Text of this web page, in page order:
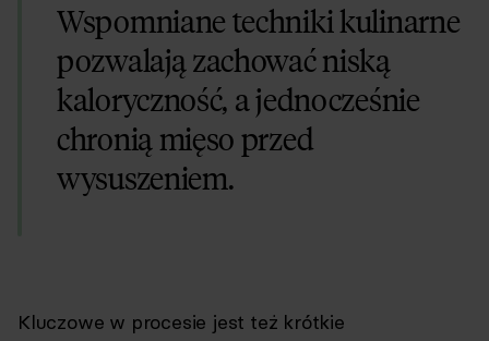
Wspomniane techniki kulinarne
pozwalają zachować niską
kaloryczność, a jednocześnie
chronią mięso przed
wysuszeniem.
Kluczowe w procesie jest też krótkie